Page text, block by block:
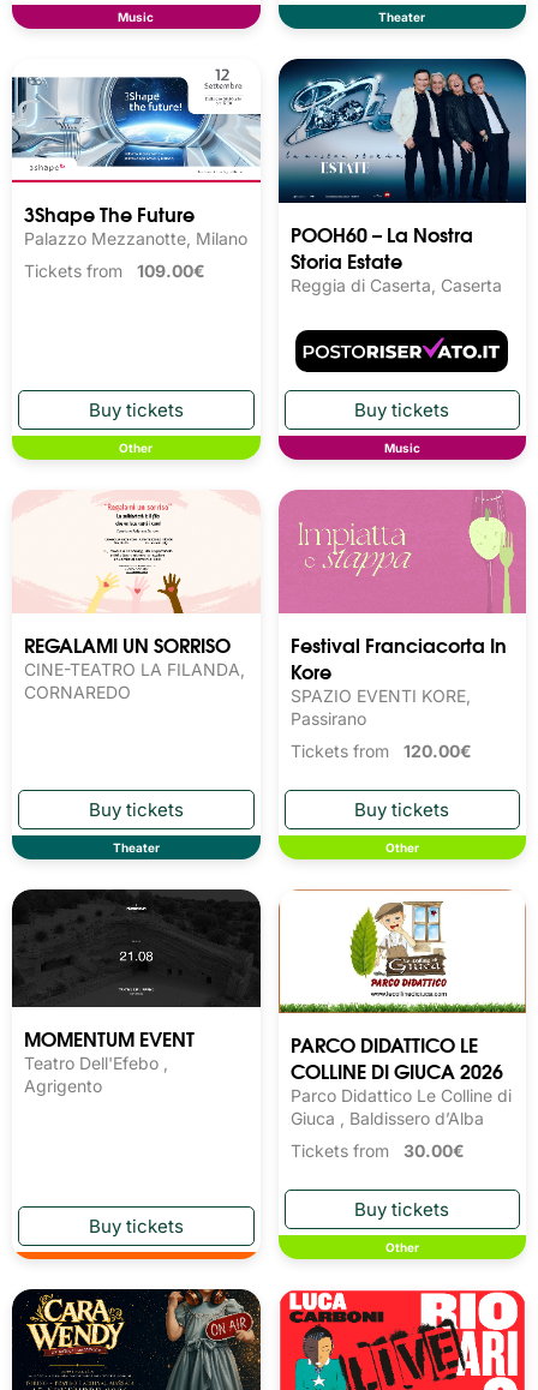
Music Theater
3Shape The Future
Palazzo Mezzanotte, Milano
Tickets from 109.00€
Other
POOH60 – La Nostra
Storia Estate
Reggia di Caserta, Caserta
Music
REGALAMI UN SORRISO
CINE-TEATRO LA FILANDA,
CORNAREDO
Theater
Festival Franciacorta In
Kore
SPAZIO EVENTI KORE,
Passirano
Tickets from 120.00€
Other
MOMENTUM EVENT
Teatro Dell'Efebo ,
Agrigento
PARCO DIDATTICO LE
COLLINE DI GIUCA 2026
Parco Didattico Le Colline di
Giuca , Baldissero d’Alba
Tickets from 30.00€
Other